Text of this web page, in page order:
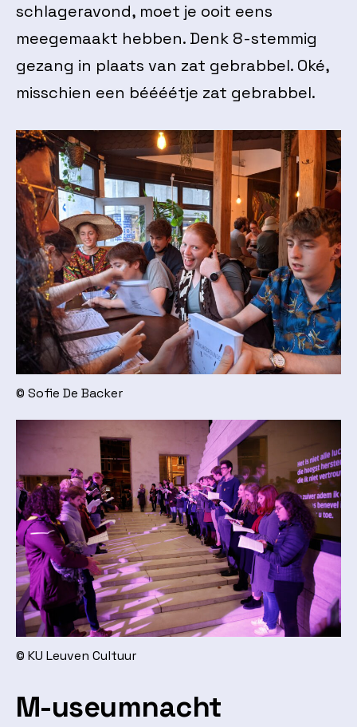
schlageravond, moet je ooit eens
meegemaakt hebben. Denk 8-stemmig
gezang in plaats van zat gebrabbel. Oké,
misschien een béééétje zat gebrabbel.
© Sofie De Backer
© KU Leuven Cultuur
M-useumnacht